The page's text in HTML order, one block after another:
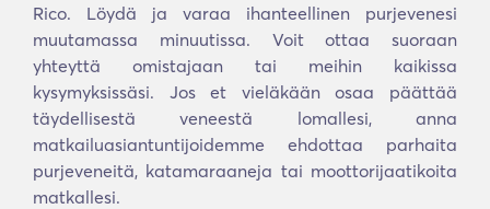
Rico. Löydä ja varaa ihanteellinen purjevenesi
muutamassa minuutissa. Voit ottaa suoraan
yhteyttä omistajaan tai meihin kaikissa
kysymyksissäsi. Jos et vieläkään osaa päättää
täydellisestä veneestä lomallesi, anna
matkailuasiantuntijoidemme ehdottaa parhaita
purjeveneitä, katamaraaneja tai moottorijaatikoita
matkallesi.